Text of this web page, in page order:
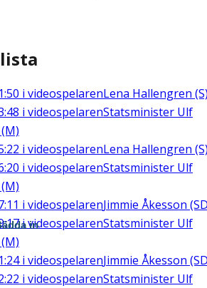
i videospelarenLena Hallengren
i videospelarenStatsminister Ulf
i videospelarenLena Hallengren
i videospelarenStatsminister Ulf
i videospelarenJimmie Åkesson
i videospelarenStatsminister Ulf
i videospelarenJimmie Åkesson
i videospelarenStatsminister Ulf
in